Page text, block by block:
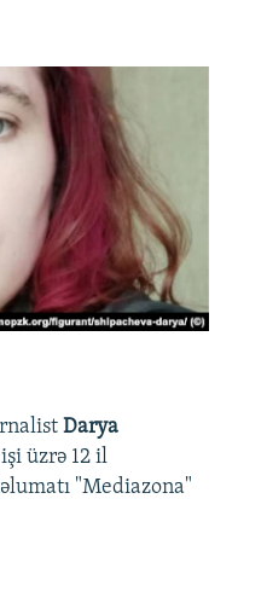
Darya
üzrə 12 il
"Mediazona"